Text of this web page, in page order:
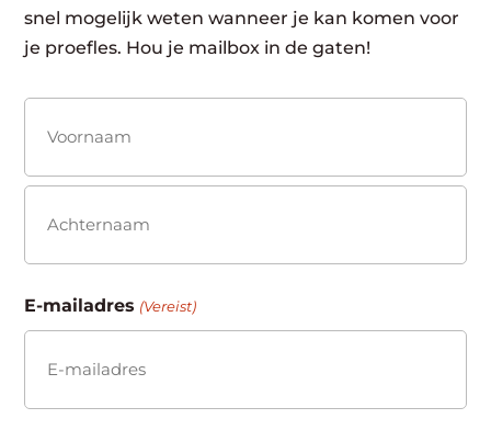
snel mogelijk weten wanneer je kan komen voor
je proefles. Hou je mailbox in de gaten!
(Vereist)
Voornaam
E-mailadres (Vereist)